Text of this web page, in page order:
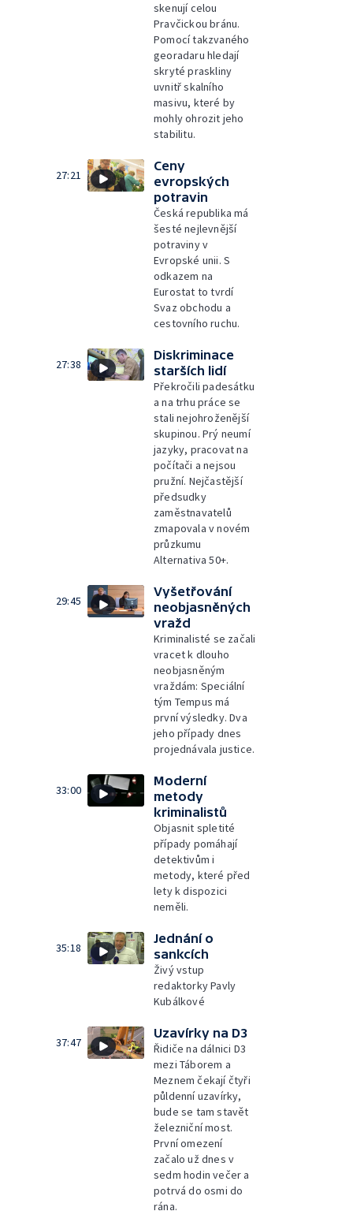
skenují celou
Pravčickou bránu.
Pomocí takzvaného
georadaru hledají
skryté praskliny
uvnitř skalního
masivu, které by
mohly ohrozit jeho
stabilitu.
27:21
Ceny
evropských
potravin
Česká republika má
šesté nejlevnější
potraviny v
Evropské unii. S
odkazem na
Eurostat to tvrdí
Svaz obchodu a
cestovního ruchu.
27:38
Diskriminace
starších lidí
Překročili padesátku
a na trhu práce se
stali nejohroženější
skupinou. Prý neumí
jazyky, pracovat na
počítači a nejsou
pružní. Nejčastější
předsudky
zaměstnavatelů
zmapovala v novém
průzkumu
Alternativa 50+.
29:45
Vyšetřování
neobjasněných
vražd
Kriminalisté se začali
vracet k dlouho
neobjasněným
vraždám: Speciální
tým Tempus má
první výsledky. Dva
jeho případy dnes
projednávala justice.
33:00
Moderní
metody
kriminalistů
Objasnit spletité
případy pomáhají
detektivům i
metody, které před
lety k dispozici
neměli.
35:18
Jednání o
sankcích
Živý vstup
redaktorky Pavly
Kubálkové
37:47
Uzavírky na D3
Řidiče na dálnici D3
mezi Táborem a
Meznem čekají čtyři
půldenní uzavírky,
bude se tam stavět
železniční most.
První omezení
začalo už dnes v
sedm hodin večer a
potrvá do osmi do
rána.